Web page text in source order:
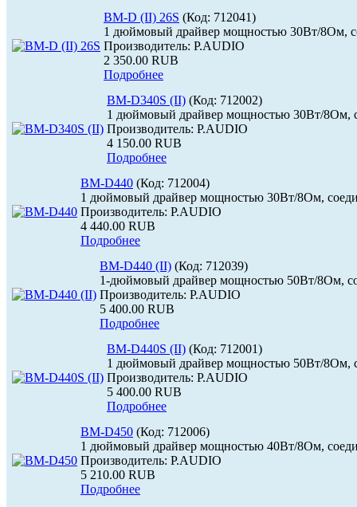
BM-D (II) 26S (Код: 712041)
1 дюймовый драйвер мощностью 30Вт/8Ом,
Производитель: P.AUDIO
2 350.00 RUB
Подробнее
BM-D340S (II) (Код: 712002)
1 дюймовый драйвер мощностью 30Вт/8Ом,
Производитель: P.AUDIO
4 150.00 RUB
Подробнее
BM-D440 (Код: 712004)
1 дюймовый драйвер мощностью 30Вт/8Ом,
Производитель: P.AUDIO
4 440.00 RUB
Подробнее
BM-D440 (II) (Код: 712039)
1-дюймовый драйвер мощностью 50Вт/8Ом,
Производитель: P.AUDIO
5 400.00 RUB
Подробнее
BM-D440S (II) (Код: 712001)
1 дюймовый драйвер мощностью 50Вт/8Ом,
Производитель: P.AUDIO
5 400.00 RUB
Подробнее
BM-D450 (Код: 712006)
1 дюймовый драйвер мощностью 40Вт/8Ом,
Производитель: P.AUDIO
5 210.00 RUB
Подробнее